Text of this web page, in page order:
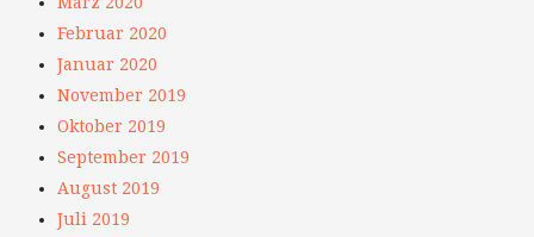
Februar 2020
Januar 2020
November 2019
Oktober 2019
September 2019
August 2019
Juli 2019